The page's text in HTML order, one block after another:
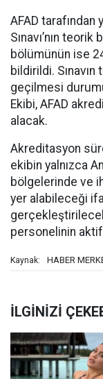
AFAD
Sınavı’nın
bölümünün ise
bildirildi. Sınavın
geçilmesi
Ekibi, AFAD
alacak.
Akreditasyon
ekibin yalnızca
bölgelerinde ve
yer alabileceği
personelinin
Kaynak: HABER